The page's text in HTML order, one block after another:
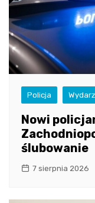
Policja
Nowi
ślubowanie
7 sierpnia 2026